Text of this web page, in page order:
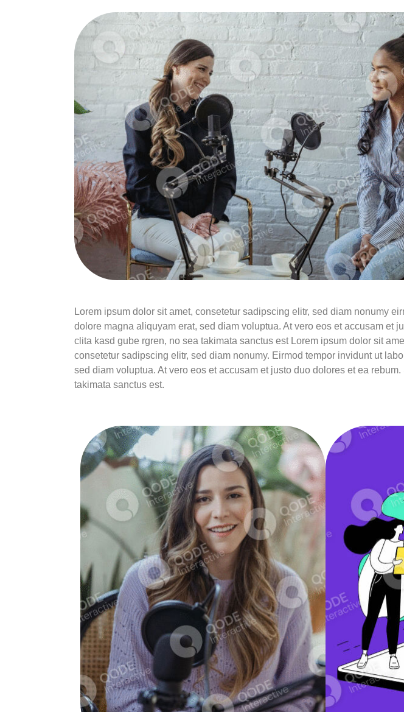
Lorem ipsum dolor sit amet, consetetur sadipscing elitr, sed diam nonumy
dolore magna aliquyam erat, sed diam voluptua. At vero eos et accusam et
clita kasd gube rgren, no sea takimata sanctus est Lorem ipsum dolor sit
consetetur sadipscing elitr, sed diam nonumy. Eirmod tempor invidunt ut
sed diam voluptua. At vero eos et accusam et justo duo dolores et ea
takimata sanctus est.